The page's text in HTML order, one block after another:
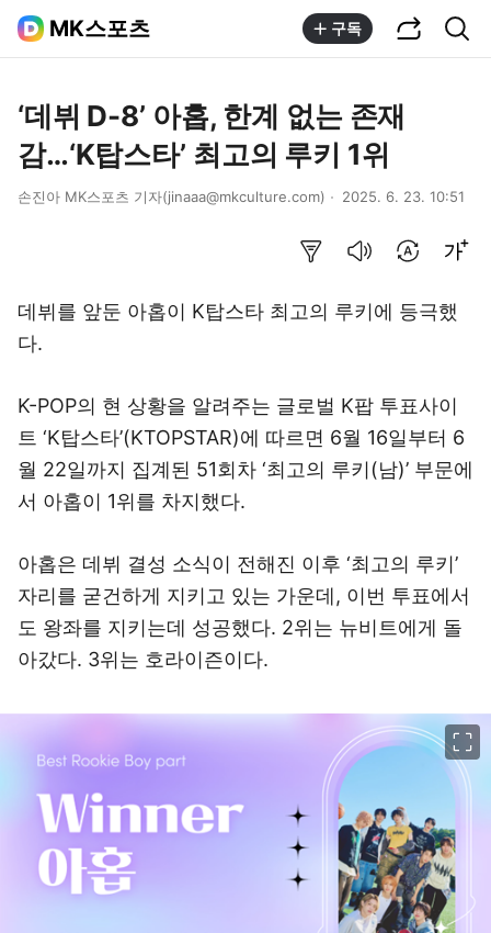
MK스포츠 구독
‘데뷔 D-8’ 아홉, 한계 없는 존재
감…‘K탑스타’ 최고의 루키 1위
손진아 MK스포츠 기자(jinaaa@mkculture.com) 2025. 6. 23. 10:51
데뷔를 앞둔 아홉이 K탑스타 최고의 루키에 등극했
다.
K-POP의 현 상황을 알려주는 글로벌 K팝 투표사이
트 ‘K탑스타’(KTOPSTAR)에 따르면 6월 16일부터 6
월 22일까지 집계된 51회차 ‘최고의 루키(남)’ 부문에
서 아홉이 1위를 차지했다.
아홉은 데뷔 결성 소식이 전해진 이후 ‘최고의 루키’
자리를 굳건하게 지키고 있는 가운데, 이번 투표에서
도 왕좌를 지키는데 성공했다. 2위는 뉴비트에게 돌
아갔다. 3위는 호라이즌이다.